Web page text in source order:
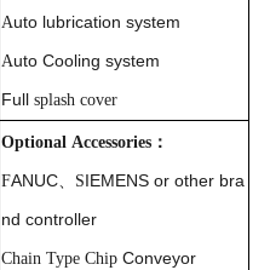
Auto lubrication system
Auto Cooling system
Full splash cover
Optional Accessories：
FANUC、 SIEMENS or other bra
nd controller
Chain Type ChipConveyor